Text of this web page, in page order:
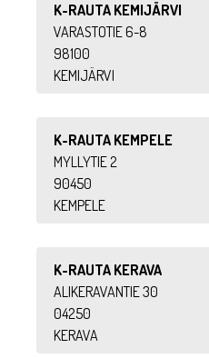
K-RAUTA KEMIJÄRVI
VARASTOTIE 6-8
98100
KEMIJÄRVI
K-RAUTA KEMPELE
MYLLYTIE 2
90450
KEMPELE
K-RAUTA KERAVA
ALIKERAVANTIE 30
04250
KERAVA